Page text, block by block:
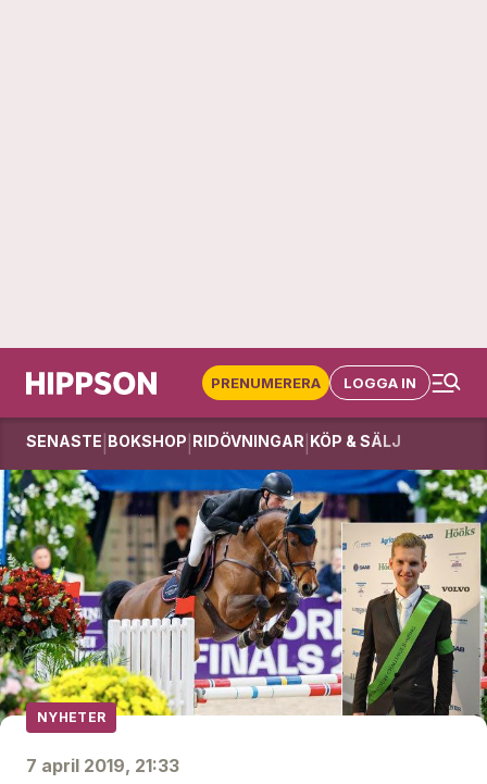
PRENUMERERA LOGGA IN
SENASTE BOKSHOP RIDÖVNINGAR KÖP & SÄLJ
NYHETER
7 april 2019, 21:33